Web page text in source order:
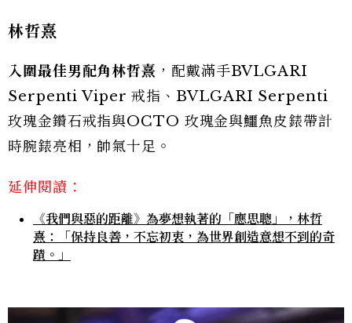
林哲熹
入圍最佳男配角林哲熹 ，配戴滿手BVLGARI
Serpenti Viper 戒指、BVLGARI Serpenti
玫瑰金鑽石戒指與OCTO 玫瑰金與鱷魚皮錶帶計
時腕錶亮相，帥氣十足。
延伸閱讀：
《我們與惡的距離》為夢想執著的「應思聰」，林哲
熹：「保持良善，不忘初衷，為世界創造意想不到的奇
蹟。」